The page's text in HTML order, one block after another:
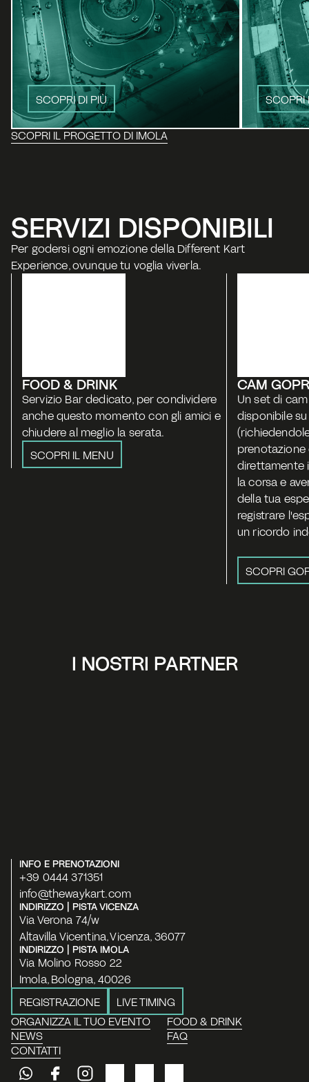
SCOPRI DI PIÙ SCOPRI
SCOPRI IL PROGETTO DI IMOLA
SERVIZI DISPONIBILI
Per godersi ogni emozione della Different Kart
Experience, ovunque tu voglia viverla.
FOOD & DRINK
Servizio Bar dedicato, per condividere
anche questo momento con gli amici e
chiudere al meglio la serata.
SCOPRI IL MENU
CAM
Un set di
disponibile
prenotazione
direttamente
la corsa e
della tua
registrare
un ricordo
SCOPRI
I NOSTRI PARTNER
INFO E PRENOTAZIONI
+39 0444 371351
info@thewaykart.com
INDIRIZZO | PISTA VICENZA
Via Verona 74/w
Altavilla Vicentina, Vicenza, 36077
INDIRIZZO | PISTA IMOLA
Via Molino Rosso 22
Imola, Bologna, 40026
REGISTRAZIONE
LIVE TIMING
ORGANIZZA IL TUO EVENTO
NEWS
CONTATTI
FOOD & DRINK
FAQ